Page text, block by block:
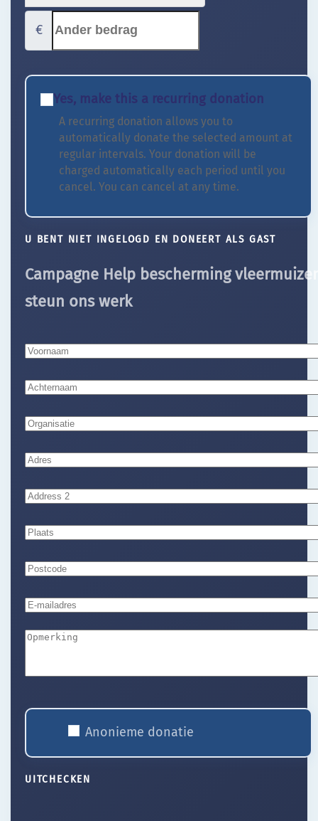
€
Yes, make this a recurring donation
A recurring donation allows you to
automatically donate the selected amount at
regular intervals. Your donation will be
charged automatically each period until you
cancel. You can cancel at any time.
U BENT NIET INGELOGD EN DONEERT ALS GAST
Campagne Help bescherming
steun ons werk
Anonieme donatie
UITCHECKEN